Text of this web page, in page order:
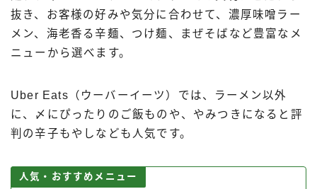
抜き、お客様の好みや気分に合わせて、濃厚味噌ラー
メン、海老香る辛麺、つけ麺、まぜそばなど豊富なメ
ニューから選べます。
Uber Eats（ウーバーイーツ）では、ラーメン以外
に、〆にぴったりのご飯ものや、やみつきになると評
判の辛子もやしなども人気です。
人気・おすすめメニュー